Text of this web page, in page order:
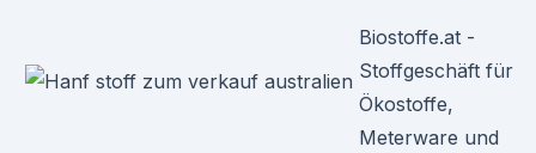
Biostoffe.at -
Stoffgeschäft für
Ökostoffe,
Meterware und